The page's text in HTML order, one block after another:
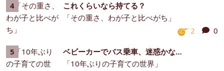
これくらいなら持てる？
「その重さ、わが子と比べがち」
2
0
ベビーカーでバス乗車、迷惑かな…
「10年ぶりの子育ての世界」